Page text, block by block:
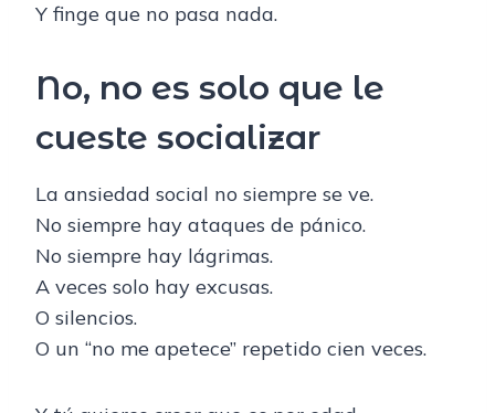
Y finge que no pasa nada.
No, no es solo que le
cueste socializar
La ansiedad social no siempre se ve.
No siempre hay ataques de pánico.
No siempre hay lágrimas.
A veces solo hay excusas.
O silencios.
O un “no me apetece” repetido cien veces.